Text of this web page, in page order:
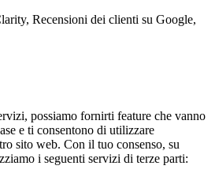
Recensioni dei clienti su Google,
possiamo fornirti feature che vanno
e ti consentono di utilizzare
sito web. Con il tuo consenso, su
i seguenti servizi di terze parti: